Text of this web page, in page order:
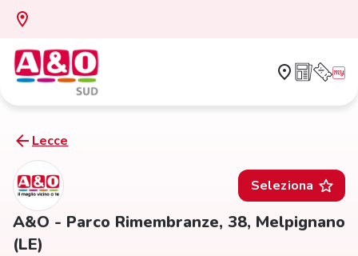
Lecce
Seleziona
A&O - Parco Rimembranze, 38, Melpignano
(LE)